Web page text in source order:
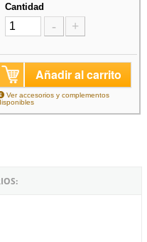
Cantidad
- +
Añadir al carrito
Ver accesorios y complementos